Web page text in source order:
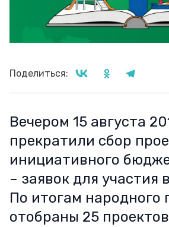
Поделиться:
Вечером 15 августа
прекратили сбор
инициативного
– заявок для участия
По итогам народного
отобраны 25